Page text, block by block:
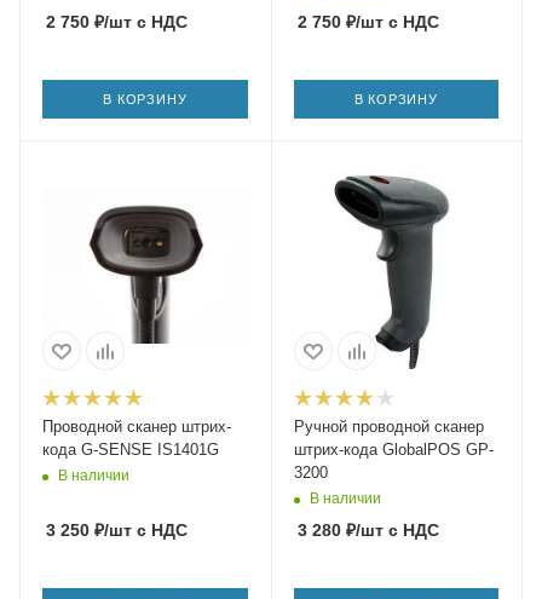
2 750 ₽/шт с НДС
В КОРЗИНУ
2 750₽/штс НДС
В КОРЗИНУ
Проводной сканер штрих-
кода G-SENSE IS1401G
В наличии
3 250 ₽/шт с НДС
Ручной проводной сканер
штрих-кода GlobalPOS GP-
3200
В наличии
3 280₽/штс НДС